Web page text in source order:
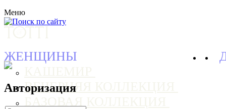
Меню
ЖЕНЩИНЫ
ВЕЧЕРНЯЯ КОЛЛЕКЦИЯ
Авторизация